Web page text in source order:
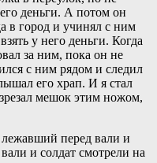
деньги. А потом он
в город и учинял с ним
у него деньги. Когда
за ним, пока он не
с ним рядом и следил
его храп. И я стал
мешок этим ножом,
перед вали и
и солдат смотрели на